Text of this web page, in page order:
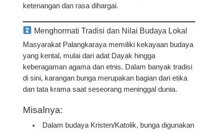
ketenangan dan rasa dihargai.
Menghormati Tradisi dan Nilai Budaya Lokal
Masyarakat Palangkaraya memiliki kekayaan budaya
yang kental, mulai dari adat Dayak hingga
keberagaman agama dan etnis. Dalam banyak tradisi
di sini, karangan bunga merupakan bagian dari etika
dan tata krama saat seseorang meninggal dunia.
Misalnya:
Dalam budaya Kristen/Katolik, bunga digunakan